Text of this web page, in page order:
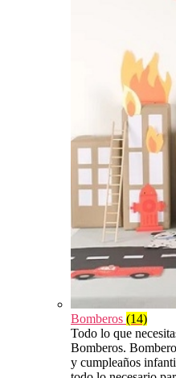
Bomberos (14)
Todo lo que
Bomberos.
y cumpleaños